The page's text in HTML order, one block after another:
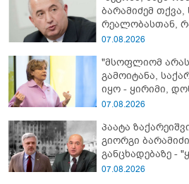
ბარამიძემ
რეალობასთან,
პაატა
07.08.2026
"მსოფლიომ
გამოიტანა,
იყო - ყირიმი,
წინააღმდეგ
მოყვა" - რასა
07.08.2026
პაატა
გიორგი
განცხადებაზე -
დეტალურად
07.08.2026